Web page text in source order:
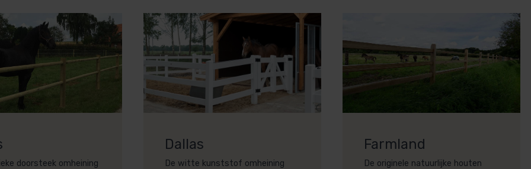
doorsteek omheining
Dallas
De witte kunststof omheining
Farmland
De originele natuurlijke houten